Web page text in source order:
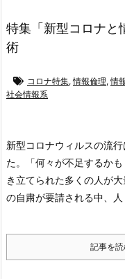
特集「新型コロナと
術
コロナ特集,情報倫理,情
社会情報系
新型コロナウィルスの流
た。「何々が不足するか
き立てられた多くの人が
の自粛が要請される中、
記事を